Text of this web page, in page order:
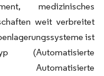
medizinisches
weit verbreitet
ist
(Automatisierte
Automatisierte